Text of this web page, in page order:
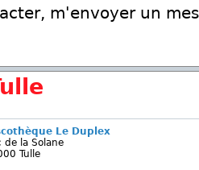
m'envoyer un
Le Duplex
de la Solane
Tulle